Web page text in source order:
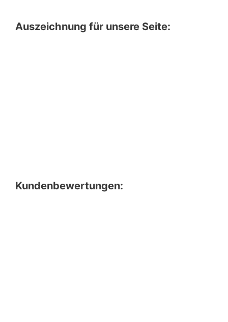
Auszeichnung für unsere Seite:
Kundenbewertungen: